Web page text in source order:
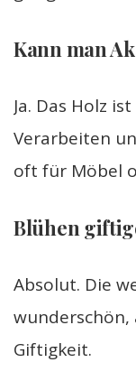
Kann man
Ja. Das Holz
Verarbeiten
oft für Möbel
Blühen
Absolut. Die
Giftigkeit.